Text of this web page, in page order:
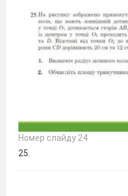
Номер слайду 24
25.